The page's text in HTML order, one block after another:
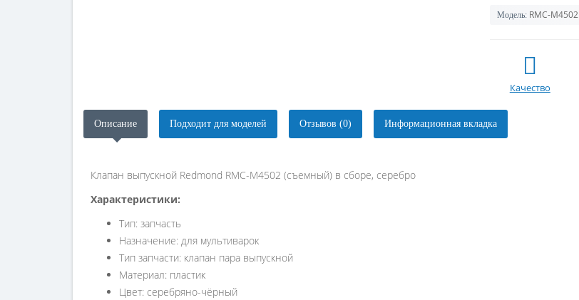
Модель: RMC-M4502
Качество
Описание Подходит для моделей Отзывов (0) Информационная вкладка
Клапан выпускной Redmond RMC-M4502 (съемный) в сборе, серебро
Характеристики:
Тип: запчасть
Назначение: для мультиварок
Тип запчасти: клапан пара выпускной
Материал: пластик
Цвет: серебряно-чёрный